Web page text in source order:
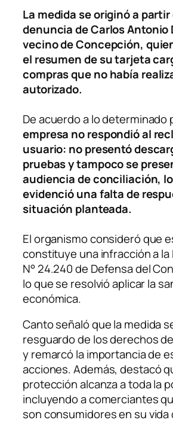
La medida se originó a partir
denuncia de Carlos Antonio
vecino de Concepción,
el resumen de su tarjeta
compras que no había
autorizado.
De acuerdo a lo determinado
empresa no respondió al
usuario: no presentó
pruebas y tampoco se
audiencia de conciliación,
evidenció una falta de
situación planteada.
El organismo consideró que
constituye una infracción a la
N° 24.240 de Defensa del
lo que se resolvió aplicar la
económica.
Canto señaló que la medida
resguardo de los derechos
y remarcó la importancia de
acciones. Además, destacó
protección alcanza a toda la
incluyendo a comerciantes
son consumidores en su vida